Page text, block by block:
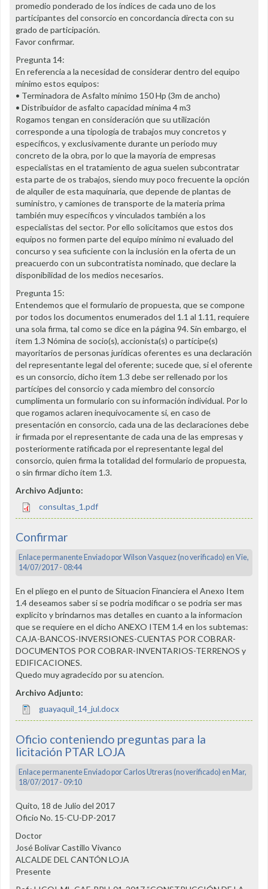
promedio ponderado de los índices de cada uno de los
participantes del consorcio en concordancia directa con su
grado de participación.
Favor confirmar.
Pregunta 14:
En referencia a la necesidad de considerar dentro del equipo
mínimo estos equipos:
• Terminadora de Asfalto mínimo 150 Hp (3m de ancho)
• Distribuidor de asfalto capacidad mínima 4 m3
Rogamos tengan en consideración que su utilización
corresponde a una tipología de trabajos muy concretos y
específicos, y exclusivamente durante un periodo muy
concreto de la obra, por lo que la mayoría de empresas
especialistas en el tratamiento de agua suelen subcontratar
esta parte de os trabajos, siendo muy poco frecuente la opción
de alquiler de esta maquinaria, que depende de plantas de
suministro, y camiones de transporte de la materia prima
también muy específicos y vinculados también a los
especialistas del sector. Por ello solicitamos que estos dos
equipos no formen parte del equipo mínimo ni evaluado del
concurso y sea suficiente con la inclusión en la oferta de un
preacuerdo con un subcontratista nominado, que declare la
disponibilidad de los medios necesarios.
Pregunta 15:
Entendemos que el formulario de propuesta, que se compone
por todos los documentos enumerados del 1.1 al 1.11, requiere
una sola firma, tal como se dice en la página 94. Sin embargo, el
ítem 1.3 Nómina de socio(s), accionista(s) o partícipe(s)
mayoritarios de personas jurídicas oferentes es una declaración
del representante legal del oferente; sucede que, si el oferente
es un consorcio, dicho ítem 1.3 debe ser rellenado por los
partícipes del consorcio y cada miembro del consorcio
cumplimenta un formulario con su información individual. Por lo
que rogamos aclaren inequívocamente si, en caso de
presentación en consorcio, cada una de las declaraciones debe
ir firmada por el representante de cada una de las empresas y
posteriormente ratificada por el representante legal del
consorcio, quien firma la totalidad del formulario de propuesta,
o sin firmar dicho ítem 1.3.
Archivo Adjunto:
consultas_1.pdf
Confirmar
Enlace permanente Enviado porWilson Vasquez (no verificado) en Vie,
14/07/2017 - 08:44
En el pliego en el punto de Situacion Financiera el Anexo Item
1.4 deseamos saber si se podria modificar o se podria ser mas
explicito y brindarnos mas detalles en cuanto a la informacion
que se requiere en el dicho ANEXO ITEM 1.4 en los subtemas:
CAJA-BANCOS-INVERSIONES-CUENTAS POR COBRAR-
DOCUMENTOS POR COBRAR-INVENTARIOS-TERRENOS y
EDIFICACIONES.
Quedo muy agradecido por su atencion.
Archivo Adjunto:
guayaquil_14_jul.docx
Oficio conteniendo preguntas para la
licitación PTAR LOJA
Enlace permanente Enviado por Carlos Utreras (no verificado) en Mar,
18/07/2017 - 09:10
Quito, 18 de Julio del 2017
Oficio No. 15-CU-DP-2017
Doctor
José Bolívar Castillo Vivanco
ALCALDE DEL CANTÓN LOJA
Presente